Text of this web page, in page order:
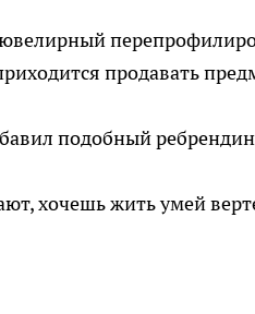
продавать
подобный
хочешь жить умей